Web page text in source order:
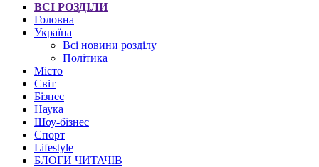
ВСІ РОЗДІЛИ
Головна
Україна
Всі новини розділу
Політика
Місто
Світ
Бізнес
Наука
Шоу-бізнес
Спорт
Lifestyle
БЛОГИ ЧИТАЧІВ